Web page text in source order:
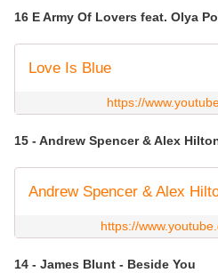
16 E Army Of Lovers feat. Olya
Love Is Blue
https://
15 - Andrew Spencer & Alex
Andrew Spencer & Alex
https://
14 - James Blunt - Beside You